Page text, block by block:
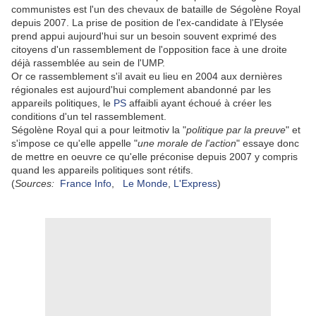
communistes est l'un des chevaux de bataille de Ségolène Royal
depuis 2007. La prise de position de l'ex-candidate à l'Elysée
prend appui aujourd'hui sur un besoin souvent exprimé des
citoyens d'un rassemblement de l'opposition face à une droite
déjà rassemblée au sein de l'UMP.
Or ce rassemblement s'il avait eu lieu en 2004 aux dernières
régionales est aujourd'hui complement abandonné par les
appareils politiques, le PS affaibli ayant échoué à créer les
conditions d'un tel rassemblement.
Ségolène Royal qui a pour leitmotiv la "politique par la preuve" et
s'impose ce qu'elle appelle "une morale de l'action" essaye donc
de mettre en oeuvre ce qu'elle préconise depuis 2007 y compris
quand les appareils politiques sont rétifs.
(Sources: France Info Le Monde L'Express)